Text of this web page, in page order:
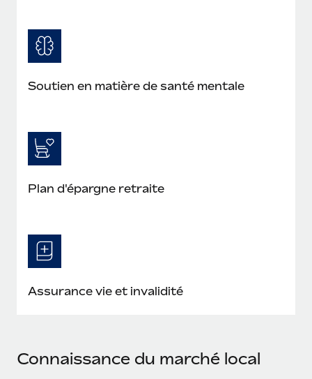
Soutien en matière de santé mentale
Plan d'épargne retraite
Assurance vie et invalidité
Connaissance du marché local